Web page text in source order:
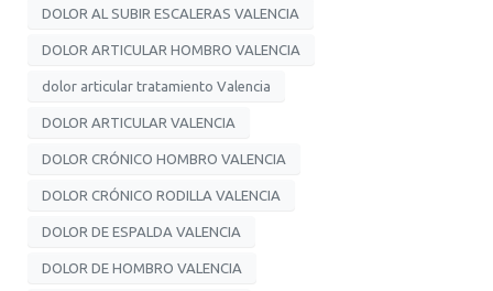
DOLOR AL SUBIR ESCALERAS VALENCIA
DOLOR ARTICULAR HOMBRO VALENCIA
dolor articular tratamiento Valencia
DOLOR ARTICULAR VALENCIA
DOLOR CRÓNICO HOMBRO VALENCIA
DOLOR CRÓNICO RODILLA VALENCIA
DOLOR DE ESPALDA VALENCIA
DOLOR DE HOMBRO VALENCIA